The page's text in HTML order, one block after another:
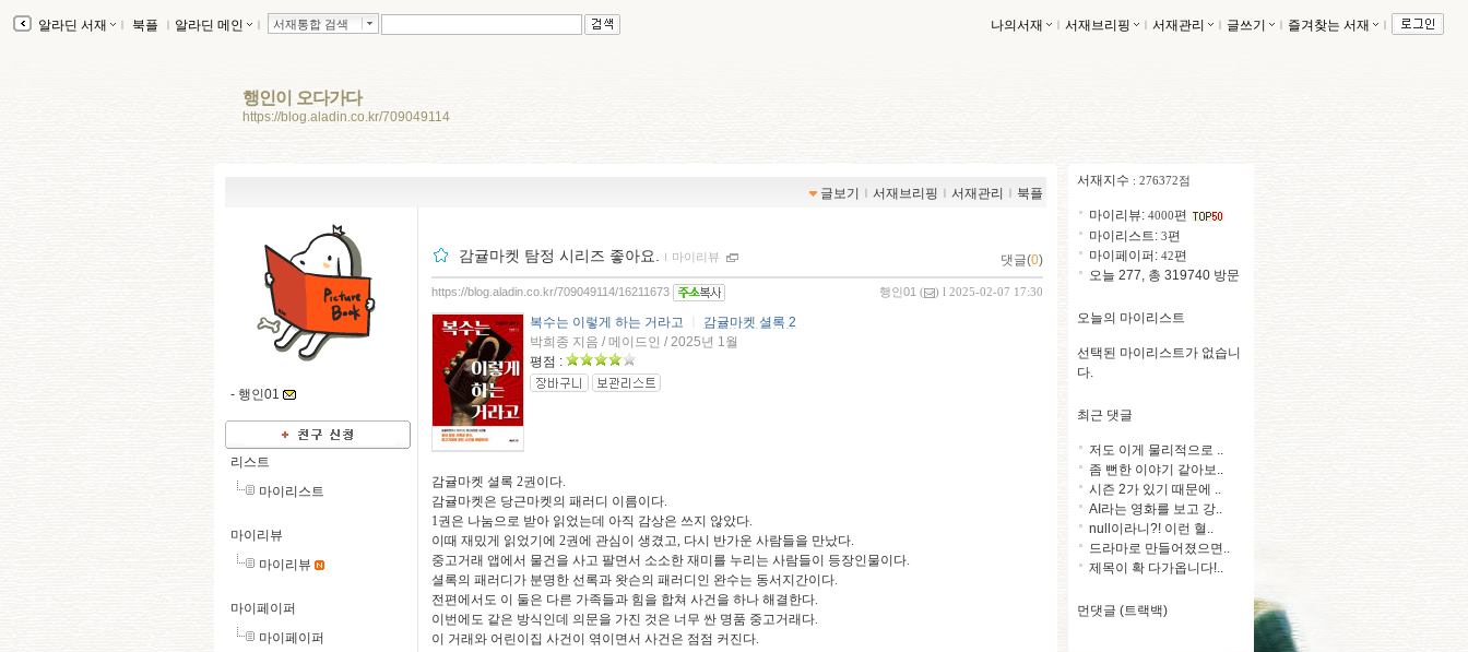
알라딘 서재 ｌ 북플 ｌ 알라딘 메인 ｌ 서재통합 검색 나의서재 ｌ 서재브리핑 ｌ 서재관리 ｌ 글쓰기 ｌ 즐겨찾는 서재 ｌ
행인이 오다가다
https://blog.aladin.co.kr/709049114
글보기 ｌ 서재브리핑 ｌ 서재관리 ｌ 북플
- 행인01
리스트
마이리스트
마이리뷰
마이리뷰
마이페이퍼
마이페이퍼
감귤마켓 탐정 시리즈 좋아요. ｌ 마이리뷰 댓글(0)
행인01 ( ) l 2025-02-07 17:30
https://blog.aladin.co.kr/709049114/16211673
복수는 이렇게 하는 거라고
감귤마켓 셜록 2
박희종 지음 / 메이드인 / 2025년 1월
평점 :
감귤마켓 셜록 2권이다.
감귤마켓은 당근마켓의 패러디 이름이다.
1권은 나눔으로 받아 읽었는데 아직 감상은 쓰지 않았다.
이때 재밌게 읽었기에 2권에 관심이 생겼고, 다시 반가운 사람들을 만났다.
중고거래 앱에서 물건을 사고 팔면서 소소한 재미를 누리는 사람들이 등장인물이다.
셜록의 패러디가 분명한 선록과 왓슨의 패러디인 완수는 동서지간이다.
전편에서도 이 둘은 다른 가족들과 힘을 합쳐 사건을 하나 해결한다.
이번에도 같은 방식인데 의문을 가진 것은 너무 싼 명품 중고거래다.
이 거래와 어린이집 사건이 엮이면서 사건은 점점 커진다.
서재지수 : 276372점
마이리뷰: 4000편
마이리스트: 3편
마이페이퍼: 42편
오늘 277, 총 319740 방문
오늘의 마이리스트
선택된 마이리스트가 없습니
다.
최근 댓글
저도 이게 물리적으로 ..
좀 뻔한 이야기 같아보..
시즌 2가 있기 때문에 ..
AI라는 영화를 보고 강..
null이라니?! 이런 혈..
드라마로 만들어졌으면..
제목이 확 다가옵니다!..
먼댓글 (트랙백)